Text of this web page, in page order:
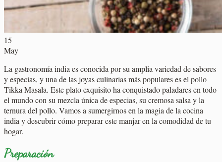
15
May
La gastronomía india es conocida por su amplia variedad de sabores
y especias, y una de las joyas culinarias más populares es el pollo
Tikka Masala. Este plato exquisito ha conquistado paladares en todo
el mundo con su mezcla única de especias, su cremosa salsa y la
ternura del pollo. Vamos a sumergirnos en la magia de la cocina
india y descubrir cómo preparar este manjar en la comodidad de tu
hogar.
Preparación